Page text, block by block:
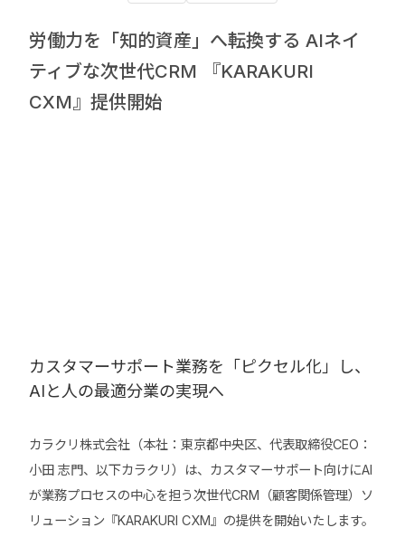
労働力を「知的資産」へ転換する AIネイ
ティブな次世代CRM 『KARAKURI
CXM』提供開始
カスタマーサポート業務を「ピクセル化」し、
AIと人の最適分業の実現へ
カラクリ株式会社（本社：東京都中央区、代表取締役CEO：
小田 志門、以下カラクリ）は、カスタマーサポート向けにAI
が業務プロセスの中心を担う次世代CRM（顧客関係管理）ソ
リューション『KARAKURI CXM』の提供を開始いたします。